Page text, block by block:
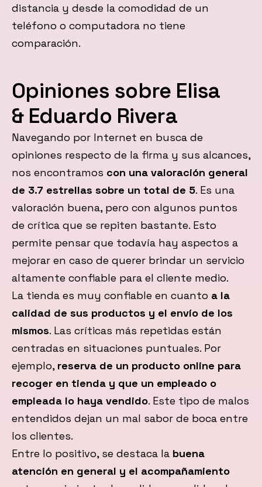
distancia y desde la comodidad de un
teléfono o computadora no tiene
comparación.
Opiniones sobre Elisa
& Eduardo Rivera
Navegando por Internet en busca de
opiniones respecto de la firma y sus alcances,
nos encontramos con una valoración general
de 3.7 estrellas sobre un total de 5. Es una
valoración buena, pero con algunos puntos
de crítica que se repiten bastante. Esto
permite pensar que todavía hay aspectos a
mejorar en caso de querer brindar un servicio
altamente confiable para el cliente medio.
La tienda es muy confiable en cuanto a la
calidad de sus productos y el envío de los
mismos. Las críticas más repetidas están
centradas en situaciones puntuales. Por
ejemplo, reserva de un producto online para
recoger en tienda y que un empleado o
empleada lo haya vendido. Este tipo de malos
entendidos dejan un mal sabor de boca entre
los clientes.
Entre lo positivo, se destaca la buena
atención en general y el acompañamiento